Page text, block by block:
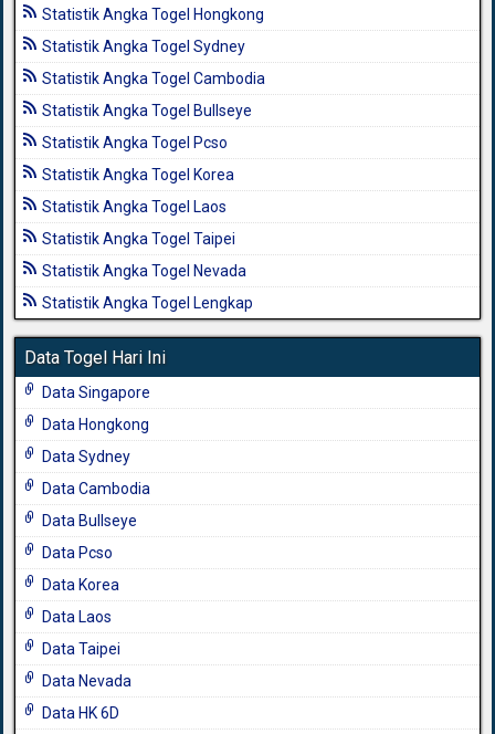
Statistik Angka Togel Hongkong
Statistik Angka Togel Sydney
Statistik Angka Togel Cambodia
Statistik Angka Togel Bullseye
Statistik Angka Togel Pcso
Statistik Angka Togel Korea
Statistik Angka Togel Laos
Statistik Angka Togel Taipei
Statistik Angka Togel Nevada
Statistik Angka Togel Lengkap
Data Togel Hari Ini
Data Singapore
Data Hongkong
Data Sydney
Data Cambodia
Data Bullseye
Data Pcso
Data Korea
Data Laos
Data Taipei
Data Nevada
Data HK 6D